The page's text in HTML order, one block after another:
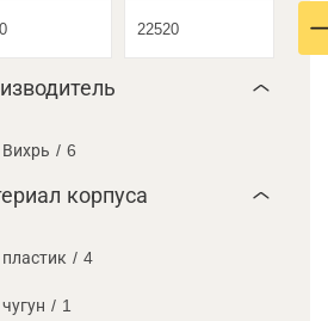
Вихрь / 6
корпуса
пластик / 4
чугун / 1